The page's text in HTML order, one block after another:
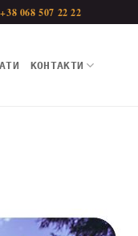
+38 068 507 22 22
КОНТАКТИ